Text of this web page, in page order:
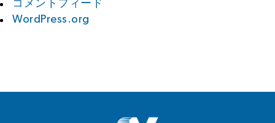
コメントフィード
WordPress.org